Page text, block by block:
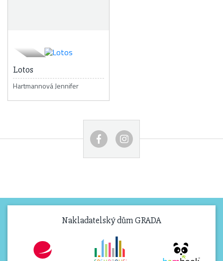
Lotos
Hartmannová Jennifer
Nakladatelský dům GRADA